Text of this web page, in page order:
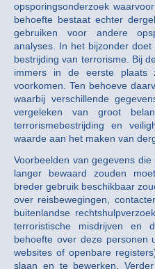
opsporingsonderzoek
behoefte bestaat echter
gebruiken voor andere
analyses. In het bijzonder
bestrijding van terrorisme. Bij
immers in de eerste plaats
voorkomen. Ten behoeve
waarbij verschillende
vergeleken van groot
terrorismebestrijding en
waarde aan het maken van
Voorbeelden van gegevens
langer bewaard zouden
breder gebruik beschikbaar
over reisbewegingen,
buitenlandse
terroristische misdrijven en
behoefte over deze personen
websites of openbare
slaan en te bewerken.